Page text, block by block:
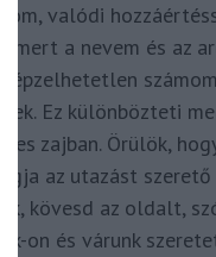
valódi
mert a nevem és az
Ez különbözteti
zajban. Örülök,
az utazást szerető
kövesd az oldalt,
on és várunk